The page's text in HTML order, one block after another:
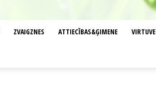
ZVAIGZNES ATTIECĪBAS&ĢIMENE VIRTUVE